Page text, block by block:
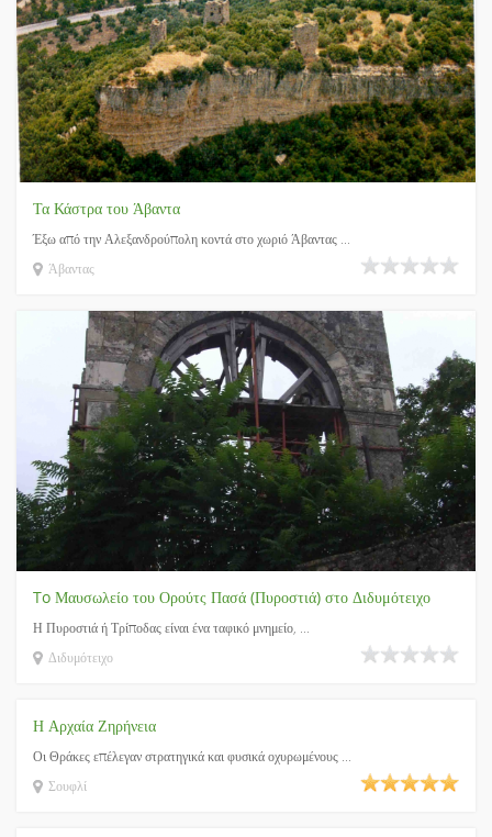
Τα Κάστρα του Άβαντα
Έξω από την Αλεξανδρούπολη κοντά στο χωριό Άβαντας ...
Άβαντας
To Μαυσωλείο του Ορούτς Πασά (Πυροστιά) στο Διδυμότειχο
Η Πυροστιά ή Τρίποδας είναι ένα ταφικό μνημείο, ...
Διδυμότειχο
Η Αρχαία Ζηρήνεια
Οι Θράκες επέλεγαν στρατηγικά και φυσικά οχυρωμένους ...
Σουφλί